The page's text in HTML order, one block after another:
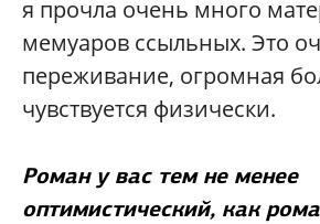
я прочла очень много
мемуаров ссыльных. Это
переживание, огромная
чувствуется физически.
Роман у вас тем не менее
оптимистический, как